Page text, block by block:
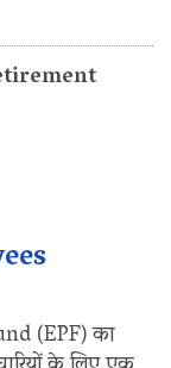
(EPF) का